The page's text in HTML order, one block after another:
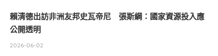
賴清德出訪非洲友邦史瓦帝尼 張斯綱：國家資源投入應
公開透明
2026-06-02